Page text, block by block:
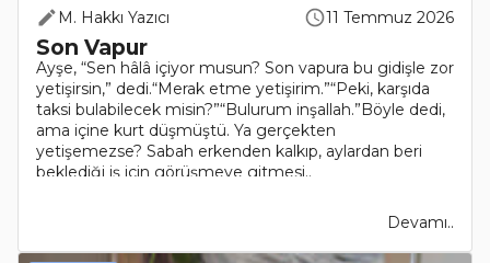
M. Hakkı Yazıcı 11 Temmuz 2026
Son Vapur
Ayşe, “Sen hâlâ içiyor musun? Son vapura bu gidişle zor
yetişirsin,” dedi.“Merak etme yetişirim.”“Peki, karşıda
taksi bulabilecek misin?”“Bulurum inşallah.”Böyle dedi,
ama içine kurt düşmüştü. Ya gerçekten
yetişemezse? Sabah erkenden kalkıp, aylardan beri
beklediği iş için görüşmeye gitmesi..
Devamı..